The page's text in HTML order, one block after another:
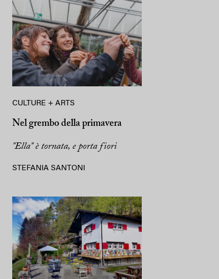
CULTURE + ARTS
Nel grembo della primavera
"Ella" è tornata, e porta fiori
STEFANIA SANTONI